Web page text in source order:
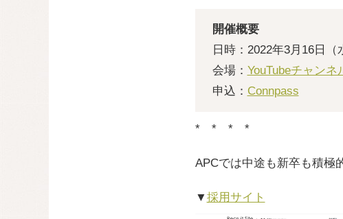
開催概要
日時：2022年3月16日
会場： YouTubeチャンネ
申込： Connpass
* * * *
APCでは中途も新卒も積極
▼採用サイト